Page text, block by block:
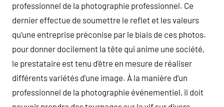
professionnel de la photographie professionnel. Ce
dernier effectue de soumettre le reflet et les valeurs
qu’une entreprise préconise par le biais de ces photos.
pour donner docilement la tête qui anime une société,
le prestataire est tenu d’être en mesure de réaliser
différents variétés d’une image. À la manière d’un
professionnel de la photographie événementiel, il doit